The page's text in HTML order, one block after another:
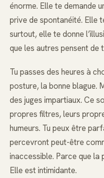
énorme. Elle te demande
prive de spontanéité. Elle
surtout, elle te donne
que les autres pensent de
Tu passes des heures à
posture, la bonne blague.
des juges impartiaux. Ce
propres filtres, leurs
humeurs. Tu peux être
percevront peut-être
inaccessible. Parce que la
Elle est intimidante.